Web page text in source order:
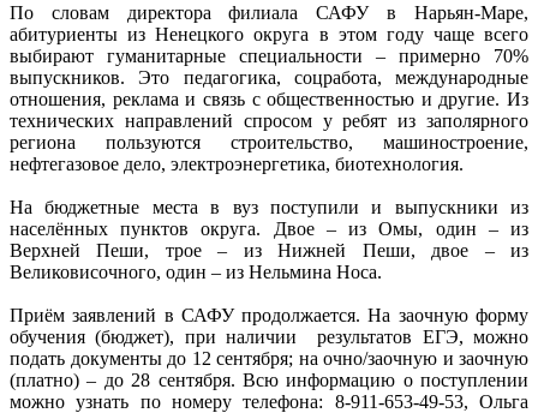
По словам директора филиала САФУ в Нарьян-Маре,
абитуриенты из Ненецкого округа в этом году чаще всего
выбирают гуманитарные специальности – примерно 70%
выпускников. Это педагогика, соцработа, международные
отношения, реклама и связь с общественностью и другие. Из
технических направлений спросом у ребят из заполярного
региона пользуются строительство, машиностроение,
нефтегазовое дело, электроэнергетика, биотехнология.
На бюджетные места в вуз поступили и выпускники из
населённых пунктов округа. Двое – из Омы, один – из
Верхней Пеши, трое – из Нижней Пеши, двое – из
Великовисочного, один – из Нельмина Носа.
Приём заявлений в САФУ продолжается. На заочную форму
обучения (бюджет), при наличии результатов ЕГЭ, можно
подать документы до 12 сентября; на очно/заочную и заочную
(платно) – до 28 сентября. Всю информацию о поступлении
можно узнать по номеру телефона: 8-911-653-49-53, Ольга